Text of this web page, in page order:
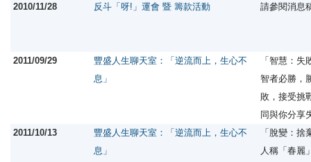
2010/11/28
反斗「呀!」運會 暨 籌款活動 請參閱消息
2011/09/29
豐盛人生聊天室：「逆流而上，生心不
息」
「智慧：
智者必勝，
敗，接受挑
同與你分享
2011/10/13
豐盛人生聊天室：「逆流而上，生心不
息」
「脫變：
人稱「春麗